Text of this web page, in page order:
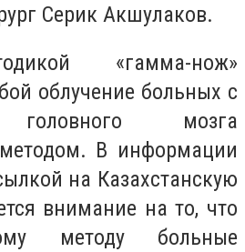
Серик Акшулаков.
«гамма-нож»
облучение больных с
головного мозга
В информации
на Казахстанскую
внимание на то, что
методу больные